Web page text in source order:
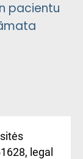
pacientu
legal